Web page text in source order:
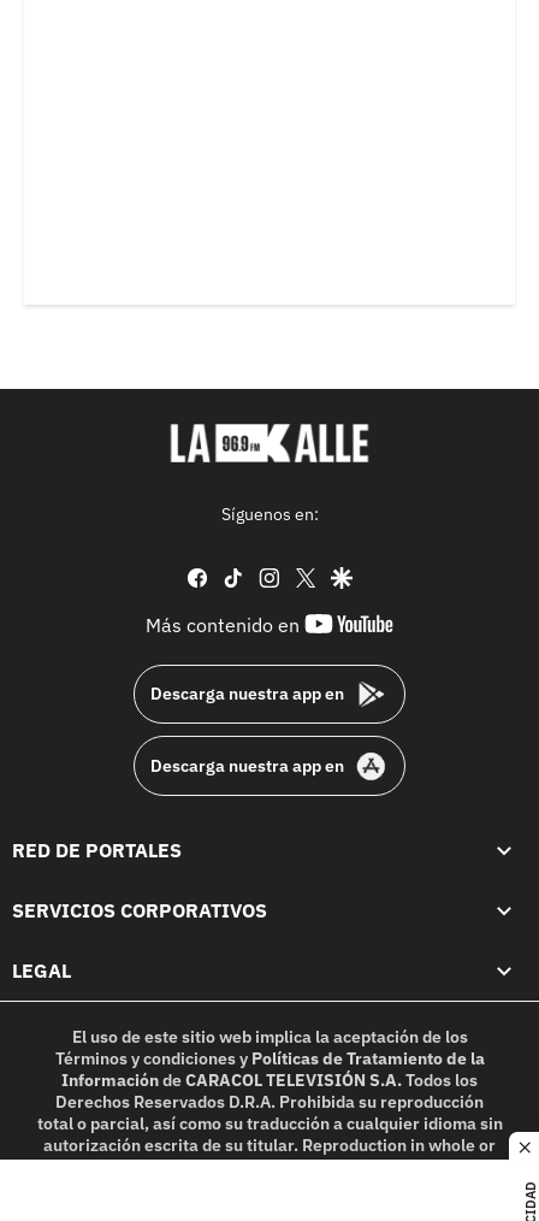
Síguenos en:
facebook
tiktok instagram
twittergoogle
Más contenido en
youtube-
Descarga nuestra app en
Descarga nuestra app en
RED DE PORTALES
SERVICIOS CORPORATIVOS
LEGAL
El uso de este sitio web implica la aceptación de los
Términos y condicionesy Políticas de Tratamiento de la
InformacióndeCARACOL TELEVISIÓN S.A.Todos los
Derechos Reservados D.R.A. Prohibida su reproducción
total o parcial, así como su traducción a cualquier idioma sin
autorización escrita de su titular. Reproduction in whole or